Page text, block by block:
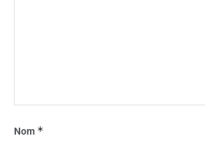
Nom *